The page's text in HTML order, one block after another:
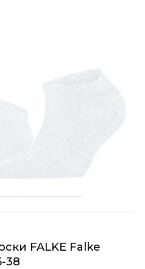
FALKE Falke
38